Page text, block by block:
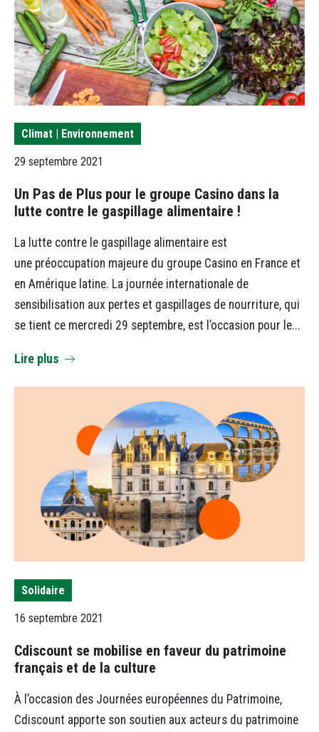
Climat | Environnement
29 septembre 2021
Un Pas de Plus pour le groupe Casino dans la
lutte contre le gaspillage alimentaire !
La lutte contre le gaspillage alimentaire est
une préoccupation majeure du groupe Casino en France et
en Amérique latine. La journée internationale de
sensibilisation aux pertes et gaspillages de nourriture, qui
se tient ce mercredi 29 septembre, est l’occasion pour le...
Lire plus
Solidaire
16 septembre 2021
Cdiscount se mobilise en faveur du patrimoine
français et de la culture
À l’occasion des Journées européennes du Patrimoine,
Cdiscount apporte son soutien aux acteurs du patrimoine